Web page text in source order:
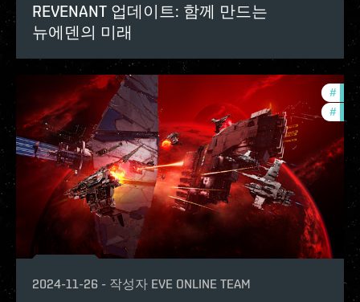
REVENANT 업데이트: 함께 만드는
뉴에덴의 미래
#
#
2024-11-26 - 작성자 EVE ONLINE TEAM